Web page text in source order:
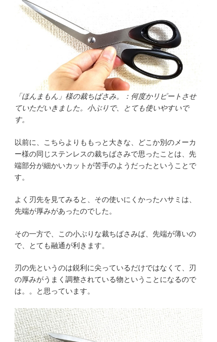
「ほんまもん」様の裁ちばさみ。：何度かリピートさせ
ていただいきました。小ぶりで、とても使いやすいで
す。
以前に、こちらよりももっと大きな、どこか別のメーカ
ー様の同じステンレスの裁ちばさみで思ったことは、先
端部分が細かいカットが苦手のようだったということで
す。
よく刃先を見てみると、その使いにくかったハサミは、
先端が厚みがあったのでした。
その一方で、この小ぶりな裁ちばさみば、先端が薄いの
で、とても融通が利きます。
刃の先というのは鋭利に尖っているだけではなくて、刃
の厚みがうまく調整されている物ということになるので
は。。と思っています。